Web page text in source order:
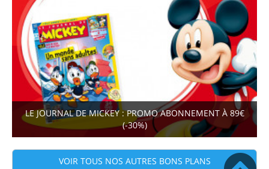
LE JOURNAL DE MICKEY : PROMO ABONNEMENT À 89€
(-30%)
VOIR TOUS NOS AUTRES BONS PLANS